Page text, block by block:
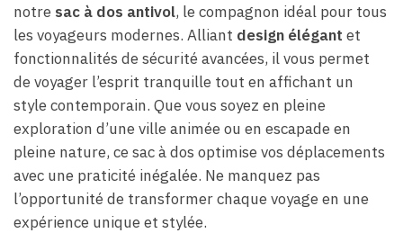
notre sac à dos antivol, le compagnon idéal pour tous
les voyageurs modernes. Alliant design élégant et
fonctionnalités de sécurité avancées, il vous permet
de voyager l’esprit tranquille tout en affichant un
style contemporain. Que vous soyez en pleine
exploration d’une ville animée ou en escapade en
pleine nature, ce sac à dos optimise vos déplacements
avec une praticité inégalée. Ne manquez pas
l’opportunité de transformer chaque voyage en une
expérience unique et stylée.